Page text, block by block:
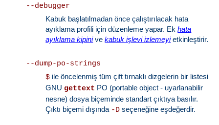
--debugger
Kabuk başlatılmadan önce çalıştırılacak hata
ayıklama profili için düzenleme yapar. Ekhata
ayıklama kipinivekabuk işlevi izlemeyietkinleştirir.
--dump-po-strings
$ ile öncelenmiş tüm çift tırnaklı dizgelerin bir listesi
GNU gettext PO (portable object - uyarlanabilir
nesne) dosya biçeminde standart çıktıya basılır.
Çıktı biçemi dışında -D seçeneğine eşdeğerdir.